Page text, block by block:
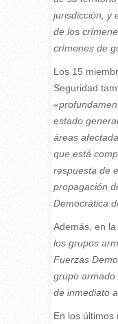
jurisdicción, y
de los
crímenes de
Los 15
Seguridad
estado
áreas
que está
respuesta de
propagación
Democrática
Además, en
los grupos
Fuerzas
grupo armado
de inmediato
En los últimos